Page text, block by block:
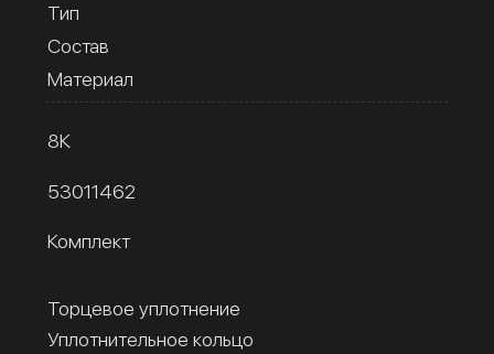
Тип
Состав
Материал
8К
53011462
Комплект
Торцевое уплотнение
Уплотнительное кольцо